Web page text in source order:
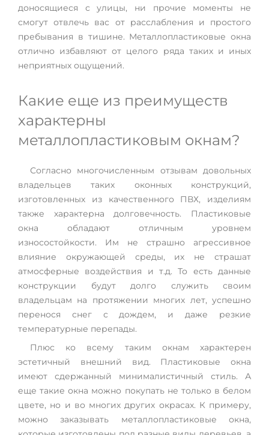
доносящиеся с улицы, ни прочие моменты не
смогут отвлечь вас от расслабления и простого
пребывания в тишине. Металлопластиковые окна
отлично избавляют от целого ряда таких и иных
неприятных ощущений.
Какие еще из преимуществ
характерны
металлопластиковым окнам?
Согласно многочисленным отзывам довольных
владельцев таких оконных конструкций,
изготовленных из качественного ПВХ, изделиям
также характерна долговечность. Пластиковые
окна обладают отличным уровнем
износостойкости. Им не страшно агрессивное
влияние окружающей среды, их не страшат
атмосферные воздействия и т.д. То есть данные
конструкции будут долго служить своим
владельцам на протяжении многих лет, успешно
перенося снег с дождем, и даже резкие
температурные перепады.
Плюс ко всему таким окнам характерен
эстетичный внешний вид. Пластиковые окна
имеют сдержанный минималистичный стиль. А
еще такие окна можно покупать не только в белом
цвете, но и во многих других окрасах. К примеру,
можно заказывать металлопластиковые окна,